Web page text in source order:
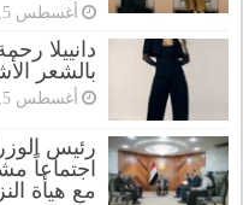
أغسطس 5, 2026
دانييلا
بالشعر
أغسطس 5, 2026
رئيس
اجتماعاً
مع هيأة